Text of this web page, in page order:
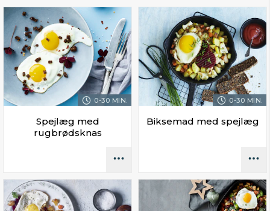
0-30 MIN.
Spejlæg med
rugbrødsknas
0-30 MIN.
Biksemad med spejlæg